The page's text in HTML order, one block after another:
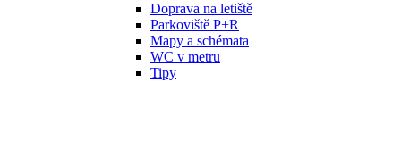
Doprava na letiště
Parkoviště P+R
Mapy a schémata
WC v metru
Tipy